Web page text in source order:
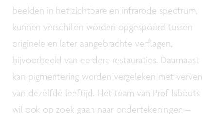
beelden in het zichtbare en infrarode spectrum,
kunnen verschillen worden opgespoord tussen
originele en later aangebrachte verflagen,
bijvoorbeeld van eerdere restauraties. Daarnaast
kan pigmentering worden vergeleken met verven
van dezelfde leeftijd. Het team van Prof Isbouts
wil ook op zoek gaan naar ondertekeningen –